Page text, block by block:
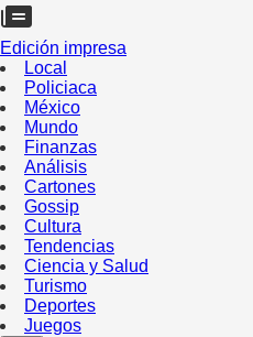
Edición impresa
Local
Policiaca
México
Mundo
Finanzas
Análisis
Cartones
Gossip
Cultura
Tendencias
Ciencia y Salud
Turismo
Deportes
Juegos